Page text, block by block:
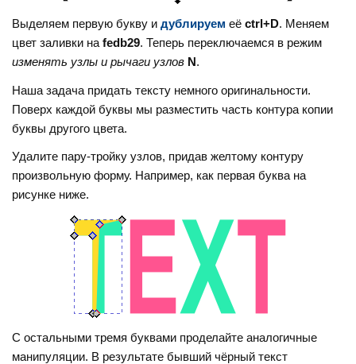
Выделяем первую букву идублируем еёctrl+D. Меняем
цвет заливки наfedb29. Теперь переключаемся в режим
изменять узлы и рычаги узлов N.
Наша задача придать тексту немного оригинальности.
Поверх каждой буквы мы разместить часть контура копии
буквы другого цвета.
Удалите пару-тройку узлов, придав желтому контуру
произвольную форму. Например, как первая буква на
рисунке ниже.
С остальными тремя буквами проделайте аналогичные
манипуляции. В результате бывший чёрный текст